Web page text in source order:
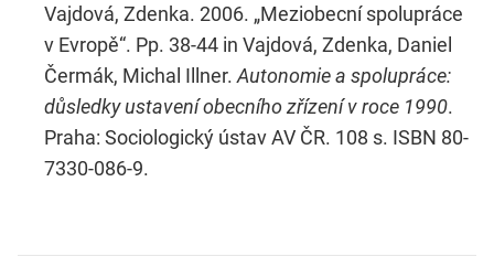
Vajdová, Zdenka. 2006. „Meziobecní spolupráce
v Evropě“. Pp. 38-44 in Vajdová, Zdenka, Daniel
Čermák, Michal Illner. Autonomie a spolupráce:
důsledky ustavení obecního zřízení v roce 1990.
Praha: Sociologický ústav AV ČR. 108 s. ISBN 80-
7330-086-9.